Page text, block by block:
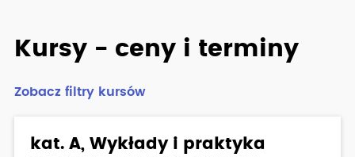
Kursy - ceny i terminy
Zobacz filtry kursów
kat. A, Wykłady i praktyka